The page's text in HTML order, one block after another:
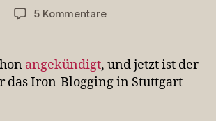
5 Kommentarezu
Iron
Blogger
Stuttgart
angekündigt, und jetzt ist der
das Iron-Blogging in Stuttgart